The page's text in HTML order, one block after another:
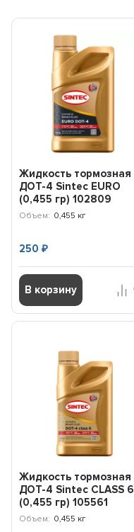
Жидкость тормозная
ДОТ-4 Sintec EURO
(0,455 гр) 102809
Объем: 0,455 кг
250₽
В корзину
Жидкость тормозная
ДОТ-4 Sintec CLASS 6
(0,455 гр) 105561
Объем: 0,455 кг